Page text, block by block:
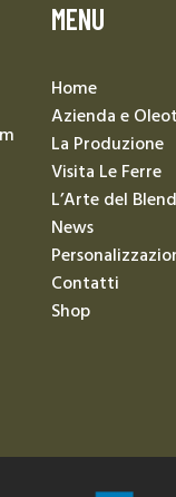
MENU
Home
Azienda e
La Produzione
Visita Le Ferre
L’Arte del
News
Contatti
Shop